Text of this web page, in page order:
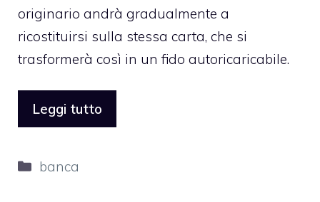
originario andrà gradualmente a
ricostituirsi sulla stessa carta, che si
trasformerà così in un fido autoricaricabile.
Leggi tutto
Categorie
banca